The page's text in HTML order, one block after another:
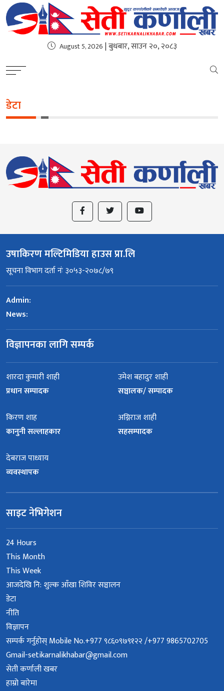
August 5, 2026 | बुधबार, साउन २०, २०८३
डेटा
उषाकिरण मल्टिमिडिया हाउस प्रा.लि
सूचना विभाग दर्ता नंः ३०५३-२०७८/७९
Admin:
News:
विज्ञापनका लागि सम्पर्क
शारदा कुमारी शाही
प्रधान सम्पादक
उमेश बहादुर शाही
सञ्चालक/ सम्पादक
किरण शाह
कानुनी सल्लाहकार
अग्निराज शाही
सहसम्पादक
देबराज पाध्याय
व्यवस्थापक
साइट नेभिगेशन
24 Hours
This Month
This Week
आजदेखि नि: शुल्क आँखा शिविर सञ्चालन
डेटा
नीति
विज्ञापन
सम्पर्क गर्नुहोस् Mobile No.+977 ९८६०९७९१२२ /+977 9865702705
Gmail-setikarnalikhabar@gmail.com
सेती कर्णाली खबर
हाम्रो बारेमा